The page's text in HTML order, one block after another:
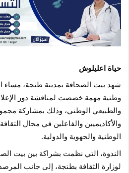
حياة اعليلوش
وطنية مهمة خصصت لمناقشة دور
والطبيعي الوطني، وذلك بمشاركة
والأكاديميين والفاعلين في مجال
الوطنية والجهوية والدولية.
الندوة، التي نظمت بشراكة بين بيت
لوزارة الثقافة بطنجة، إلى جانب